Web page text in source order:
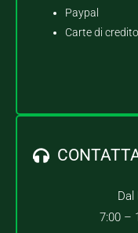
Paypal
Carte di credito
7:00 –